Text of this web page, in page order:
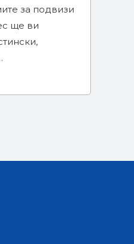
за подвизи
ще ви